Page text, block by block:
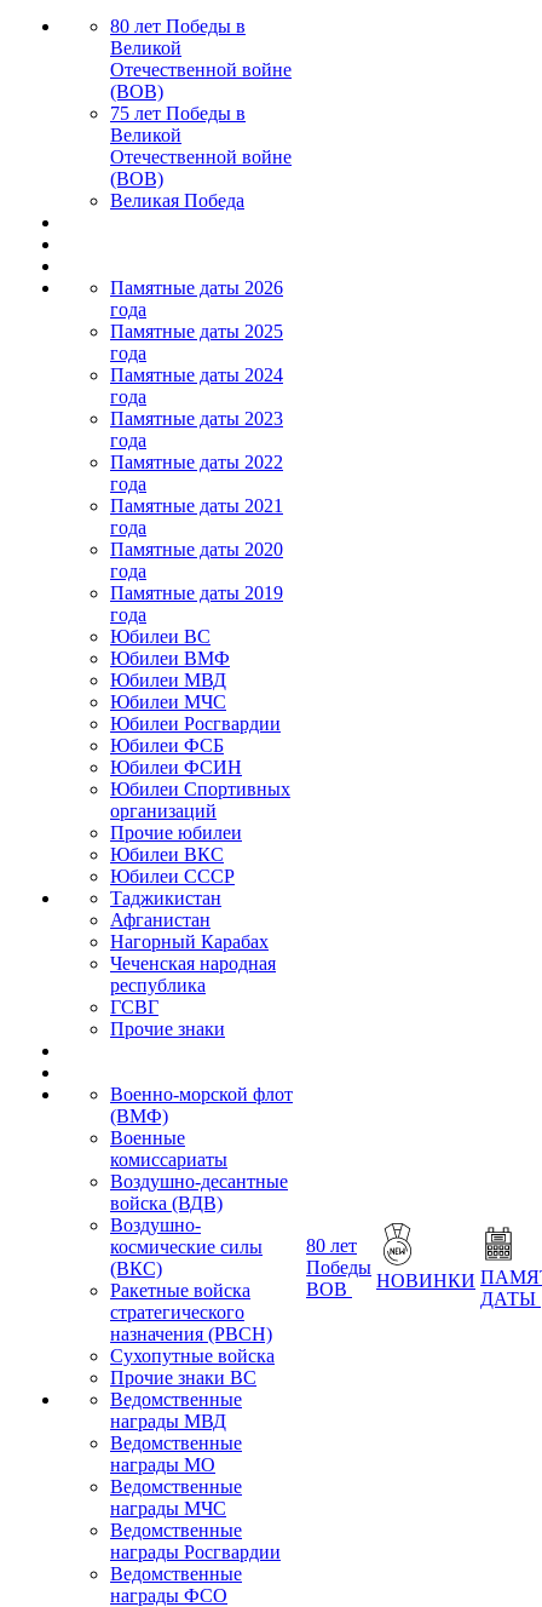
80 лет Победы в
Великой
Отечественной войне
(ВОВ)
75 лет Победы в
Великой
Отечественной войне
(ВОВ)
Великая Победа
Памятные даты 2026
года
Памятные даты 2025
года
Памятные даты 2024
года
Памятные даты 2023
года
Памятные даты 2022
года
Памятные даты 2021
года
Памятные даты 2020
года
Памятные даты 2019
года
Юбилеи ВС
Юбилеи ВМФ
Юбилеи МВД
Юбилеи МЧС
Юбилеи Росгвардии
Юбилеи ФСБ
Юбилеи ФСИН
Юбилеи Спортивных
организаций
Прочие юбилеи
Юбилеи ВКС
Юбилеи СССР
Таджикистан
Афганистан
Нагорный Карабах
Чеченская народная
республика
ГСВГ
Прочие знаки
Военно-морской флот
(ВМФ)
Военные
комиссариаты
Воздушно-десантные
войска (ВДВ)
Воздушно-
космические силы
(ВКС)
Ракетные войска
стратегического
назначения (РВСН)
Сухопутные войска
Прочие знаки ВС
Ведомственные
награды МВД
Ведомственные
награды МО
Ведомственные
награды МЧС
Ведомственные
награды Росгвардии
Ведомственные
награды ФСО
80 лет
Победы
ВОВ
НОВИНКИ
ДАТЫ